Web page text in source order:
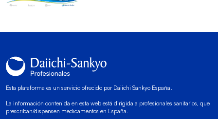
Esta plataforma es un servicio ofrecido por Daiichi Sankyo España.
La información contenida en esta web está dirigida a profesionales sanitarios, que
prescriban/dispensen medicamentos en España.